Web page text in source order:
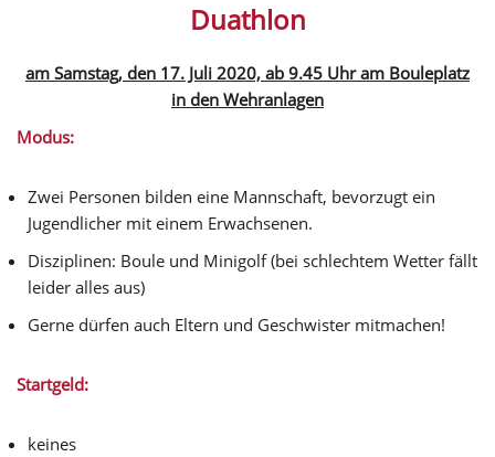
Duathlon
am Samstag, den 17. Juli 2020, ab 9.45 Uhr am Bouleplatz
in den Wehranlagen
Modus:
Zwei Personen bilden eine Mannschaft, bevorzugt ein
Jugendlicher mit einem Erwachsenen.
Disziplinen: Boule und Minigolf (bei schlechtem Wetter fällt
leider alles aus)
Gerne dürfen auch Eltern und Geschwister mitmachen!
Startgeld:
keines